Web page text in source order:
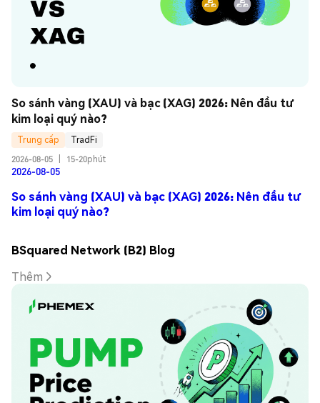
So sánh vàng (XAU) và bạc (XAG) 2026: Nên đầu tư
kim loại quý nào?
Trung cấp
TradFi
2026-08-05
15-20phút
2026-08-05
So sánh vàng (XAU) và bạc (XAG) 2026: Nên đầu tư
kim loại quý nào?
BSquared Network (B2) Blog
Thêm